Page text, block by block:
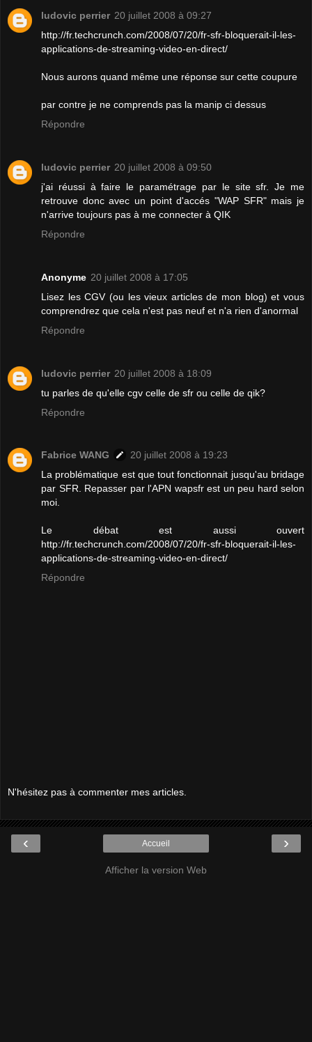
ludovic perrier 20 juillet 2008 à 09:27
http://fr.techcrunch.com/2008/07/20/fr-sfr-bloquerait-il-les-
applications-de-streaming-video-en-direct/
Nous aurons quand même une réponse sur cette coupure
par contre je ne comprends pas la manip ci dessus
Répondre
ludovic perrier 20 juillet 2008 à 09:50
j'ai réussi à faire le paramétrage par le site sfr. Je me
retrouve donc avec un point d'accés "WAP SFR" mais je
n'arrive toujours pas à me connecter à QIK
Répondre
Anonyme 20 juillet 2008 à 17:05
Lisez les CGV (ou les vieux articles de mon blog) et vous
comprendrez que cela n'est pas neuf et n'a rien d'anormal
Répondre
ludovic perrier 20 juillet 2008 à 18:09
tu parles de qu'elle cgv celle de sfr ou celle de qik?
Répondre
Fabrice WANG
20 juillet 2008 à 19:23
La problématique est que tout fonctionnait jusqu'au bridage
par SFR. Repasser par l'APN wapsfr est un peu hard selon
moi.
Le débat est aussi ouvert
http://fr.techcrunch.com/2008/07/20/fr-sfr-bloquerait-il-les-
applications-de-streaming-video-en-direct/
Répondre
N'hésitez pas à commenter mes articles.
‹ ›
Accueil
Afficher la version Web